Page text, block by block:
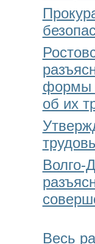
формы
об их
Волго-
Весь